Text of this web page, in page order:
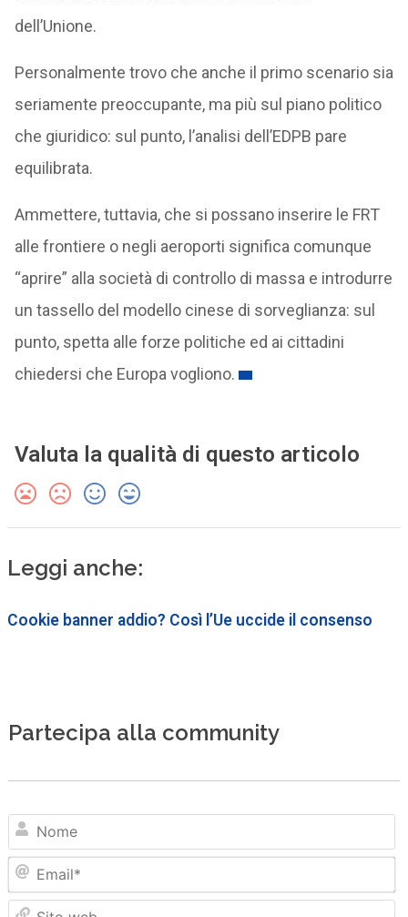
dell’Unione.
Personalmente trovo che anche il primo scenario sia
seriamente preoccupante, ma più sul piano politico
che giuridico: sul punto, l’analisi dell’EDPB pare
equilibrata.
Ammettere, tuttavia, che si possano inserire le FRT
alle frontiere o negli aeroporti significa comunque
“aprire” alla società di controllo di massa e introdurre
un tassello del modello cinese di sorveglianza: sul
punto, spetta alle forze politiche ed ai cittadini
chiedersi che Europa vogliono.
Valuta la qualità di questo articolo
Leggi anche:
Cookie banner addio? Così l’Ue uccide il consenso
Partecipa alla community